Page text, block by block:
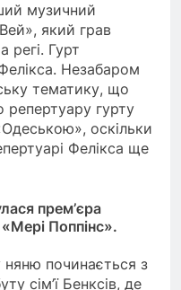
музичний
який грав
регі. Гурт
Незабаром
тематику, що
репертуару гурту
оскільки
Фелікса ще
прем’єра
Поппінс».
няню починається з
сім’ї Бенксів, де